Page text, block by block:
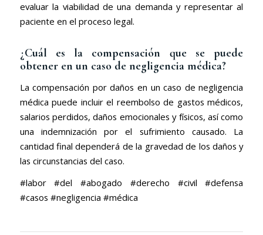
evaluar la viabilidad de una demanda y representar al
paciente en el proceso legal.
¿Cuál es la compensación que se puede
obtener en un caso de negligencia médica?
La compensación por daños en un caso de negligencia
médica puede incluir el reembolso de gastos médicos,
salarios perdidos, daños emocionales y físicos, así como
una indemnización por el sufrimiento causado. La
cantidad final dependerá de la gravedad de los daños y
las circunstancias del caso.
#labor #del #abogado #derecho #civil #defensa
#casos #negligencia #médica